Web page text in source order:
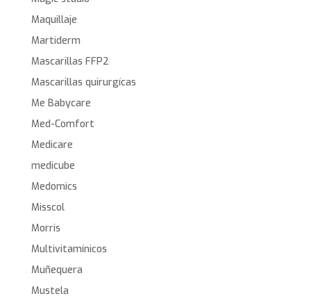
Maquillaje
Martiderm
Mascarillas FFP2
Mascarillas quirurgícas
Me Babycare
Med-Comfort
Medicare
medicube
Medomics
Misscol
Morris
Multivitamínicos
Muñequera
Mustela